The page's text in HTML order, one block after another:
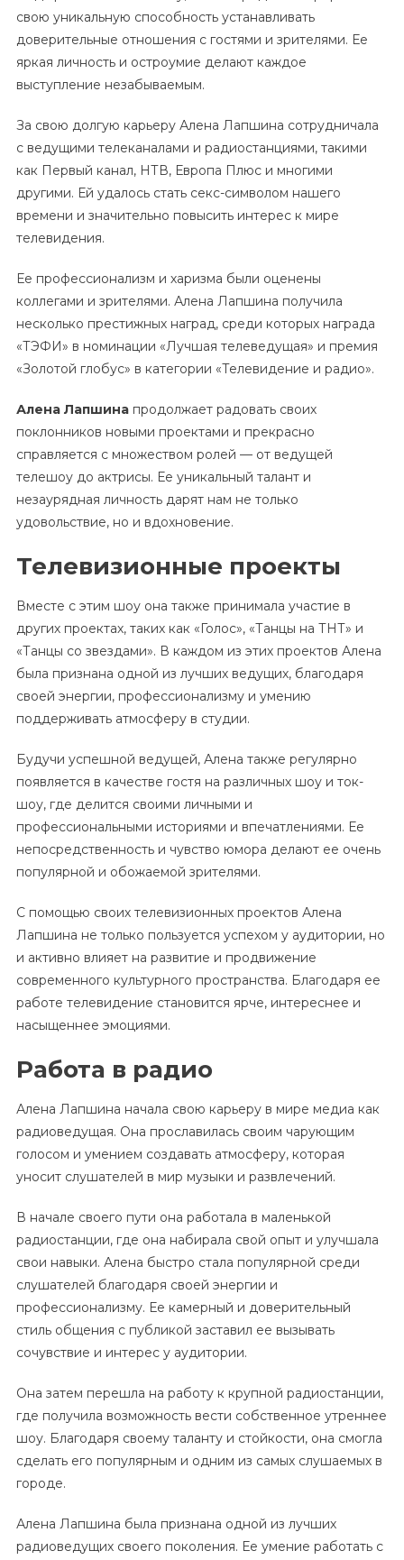
свою уникальную способность устанавливать
доверительные отношения с гостями и зрителями. Ее
яркая личность и остроумие делают каждое
выступление незабываемым.
За свою долгую карьеру Алена Лапшина сотрудничала
с ведущими телеканалами и радиостанциями, такими
как Первый канал, НТВ, Европа Плюс и многими
другими. Ей удалось стать секс-символом нашего
времени и значительно повысить интерес к мире
телевидения.
Ее профессионализм и харизма были оценены
коллегами и зрителями. Алена Лапшина получила
несколько престижных наград, среди которых награда
«ТЭФИ» в номинации «Лучшая телеведущая» и премия
«Золотой глобус» в категории «Телевидение и радио».
Алена Лапшинапродолжает радовать своих
поклонников новыми проектами и прекрасно
справляется с множеством ролей — от ведущей
телешоу до актрисы. Ее уникальный талант и
незаурядная личность дарят нам не только
удовольствие, но и вдохновение.
Телевизионные проекты
Вместе с этим шоу она также принимала участие в
других проектах, таких как «Голос», «Танцы на ТНТ» и
«Танцы со звездами». В каждом из этих проектов Алена
была признана одной из лучших ведущих, благодаря
своей энергии, профессионализму и умению
поддерживать атмосферу в студии.
Будучи успешной ведущей, Алена также регулярно
появляется в качестве гостя на различных шоу и ток-
шоу, где делится своими личными и
профессиональными историями и впечатлениями. Ее
непосредственность и чувство юмора делают ее очень
популярной и обожаемой зрителями.
С помощью своих телевизионных проектов Алена
Лапшина не только пользуется успехом у аудитории, но
и активно влияет на развитие и продвижение
современного культурного пространства. Благодаря ее
работе телевидение становится ярче, интереснее и
насыщеннее эмоциями.
Работа в радио
Алена Лапшина начала свою карьеру в мире медиа как
радиоведущая. Она прославилась своим чарующим
голосом и умением создавать атмосферу, которая
уносит слушателей в мир музыки и развлечений.
В начале своего пути она работала в маленькой
радиостанции, где она набирала свой опыт и улучшала
свои навыки. Алена быстро стала популярной среди
слушателей благодаря своей энергии и
профессионализму. Ее камерный и доверительный
стиль общения с публикой заставил ее вызывать
сочувствие и интерес у аудитории.
Она затем перешла на работу к крупной радиостанции,
где получила возможность вести собственное утреннее
шоу. Благодаря своему таланту и стойкости, она смогла
сделать его популярным и одним из самых слушаемых в
городе.
Алена Лапшина была признана одной из лучших
радиоведущих своего поколения. Ее умение работать с